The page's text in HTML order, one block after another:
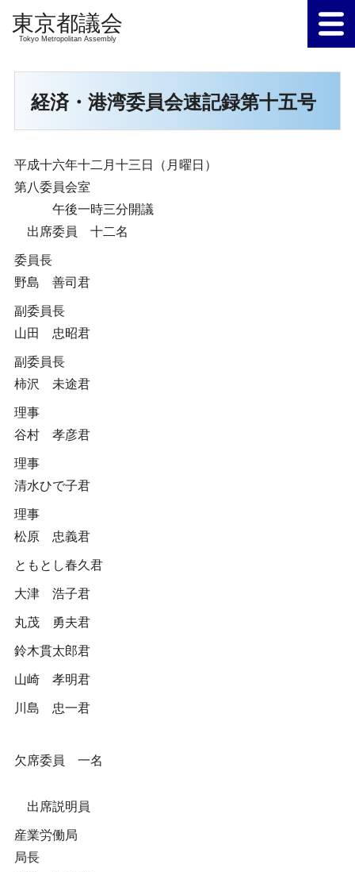
Tokyo Metropolitan Assembly
経済・港湾委員会速記録第十五号
平成十六年十二月十三日（月曜日）
第八委員会室
午後一時三分開議
出席委員 十二名
委員長
野島 善司君
副委員長
山田 忠昭君
副委員長
柿沢 未途君
理事
谷村 孝彦君
理事
清水ひで子君
理事
松原 忠義君
ともとし春久君
大津 浩子君
丸茂 勇夫君
鈴木貫太郎君
山崎 孝明君
川島 忠一君
欠席委員 一名
出席説明員
産業労働局
局長